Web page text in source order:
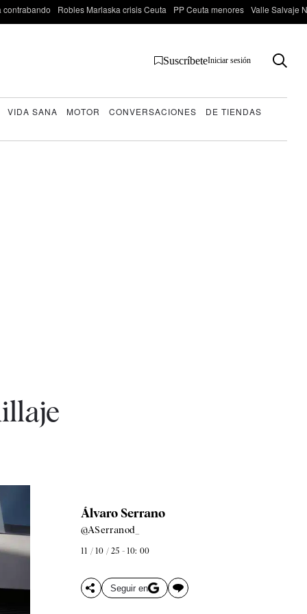
contrabando Robles Marlaska crisis Ceuta PP Ceuta menores Valle Salvaje
SuscríbeteIniciar sesión
VIDA SANA MOTOR CONVERSACIONES DE TIENDAS
Álvaro Serrano
@ASerranod_
11 / 10 / 25 - 10: 00
Seguir en